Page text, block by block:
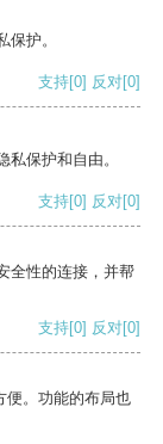
护。
支持[0] 反对[0]
保护和自由。
支持[0] 反对[0]
全性的连接，并帮
支持[0] 反对[0]
便。功能的布局也